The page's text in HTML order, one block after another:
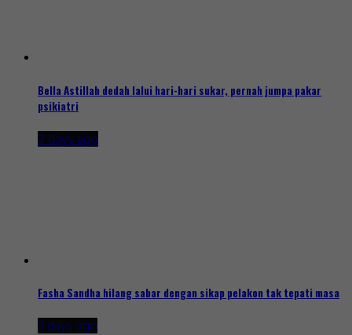
Bella Astillah dedah lalui hari-hari sukar, pernah jumpa pakar
psikiatri
2 days ago
Fasha Sandha hilang sabar dengan sikap pelakon tak tepati masa
3 days ago